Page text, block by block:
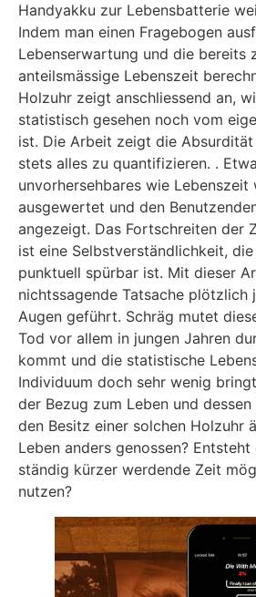
Handyakku zur Lebensbatterie
Indem man einen Fragebogen
Lebenserwartung und die bereits
anteilsmässige Lebenszeit
Holzuhr zeigt anschliessend an,
statistisch gesehen noch vom
ist. Die Arbeit zeigt die Absurdität
stets alles zu quantifizieren. .
unvorhersehbares wie
ausgewertet und den
angezeigt. Das Fortschreiten der
ist eine Selbstverständlichkeit,
punktuell spürbar ist. Mit dieser
nichtssagende Tatsache plötzlich
Augen geführt. Schräg mutet
Tod vor allem in jungen Jahren
kommt und die statistische
Individuum doch sehr wenig
der Bezug zum Leben und
den Besitz einer solchen Holzuhr
Leben anders genossen?
ständig kürzer werdende Zeit
nutzen?